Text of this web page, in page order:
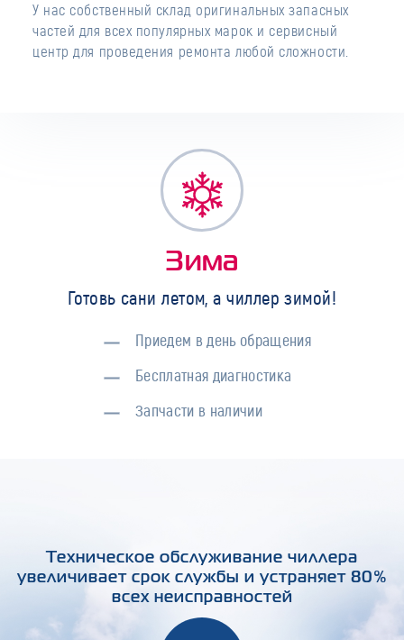
У нас собственный склад оригинальных запасных
частей для всех популярных марок и сервисный
центр для проведения ремонта любой сложности.
Зима
Готовь сани летом, а чиллер зимой!
Приедем в день обращения
Бесплатная диагностика
Запчасти в наличии
Техническое обслуживание чиллера
увеличивает срок службы и устраняет 80%
всех неисправностей